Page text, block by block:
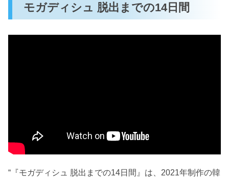
モガディシュ 脱出までの14日間
“『モガディシュ 脱出までの14日間』は、2021年制作の韓